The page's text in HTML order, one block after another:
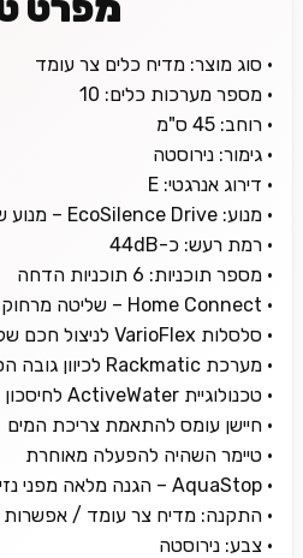
• סוג מוצר: מדיח כלים צר עומד
• מספר מערכות כלים: 10
• רוחב: 45 ס"מ
• גימור: נירוסטה
• דירוג אנרגטי: E
• מנוע: EcoSilence Drive – מנוע שקט וחסכוני
• רמת רעש: כ-44dB
• מספר תוכניות: 6 תוכניות הדחה
• Home Connect – שליטה מרחוק באמצעות אפליקציה
• סלסלות VarioFlex לניצול חכם של החלל
• מערכת Rackmatic לכיוון גובה הסלסלה העליונה
• טכנולוגיית ActiveWater לחיסכון במים וחשמל
• חיישן עומס להתאמת צריכת המים
• טיימר השהיה להפעלה מאוחרת
• AquaStop – הגנה מלאה מפני נזילות
• התקנה: מדיח צר עומד / אפשרות
• צבע: נירוסטה